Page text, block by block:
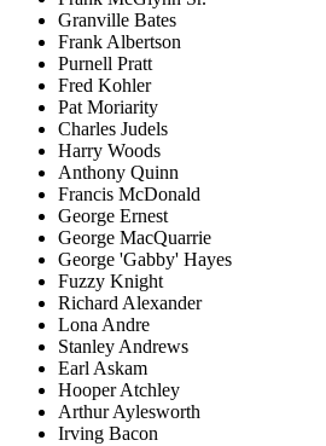
Granville Bates
Frank Albertson
Purnell Pratt
Fred Kohler
Pat Moriarity
Charles Judels
Harry Woods
Anthony Quinn
Francis McDonald
George Ernest
George MacQuarrie
George 'Gabby' Hayes
Fuzzy Knight
Richard Alexander
Lona Andre
Stanley Andrews
Earl Askam
Hooper Atchley
Arthur Aylesworth
Irving Bacon